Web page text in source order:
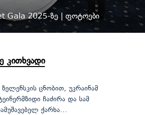
Gala 2025-ზე | ფოტოები
კითხვადი
ცნობით, უკრაინამ
ჩაძირა და სამ
ქარხა...